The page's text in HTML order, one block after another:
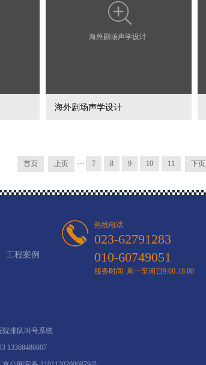
海外剧场声学设计
海外剧场声学设计
首页 上页 ··· 7 8 9 10 11 下页
工程案例
热线电话
023-62791283
010-60749051
服务时间: 周一至周日9:00-18:00
院排队叫号系统
13368480807